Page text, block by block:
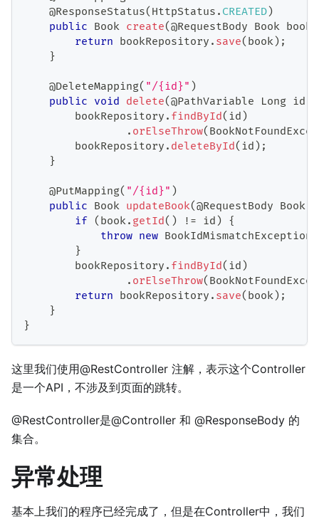
@ResponseStatus( HttpStatus . CREATED)
public Book create(@RequestBody Book book
return bookRepository . save( book) ;
}
@DeleteMapping( "/{id}" )
public void delete(@PathVariable Long id
        bookRepository
. findById( id )
. orElseThrow(
        bookRepository
. deleteById( id ) ;
}
@PutMapping( "/{id}" )
public Book updateBook(@RequestBody Book
if ( book. getId( ) != id ) {
throw new BookIdMismatchException
}
        bookRepository
. findById( id )
. orElseThrow(
return bookRepository . save( book) ;
}
}
这里我们使用@RestController 注解，表示这个Controller
是一个API，不涉及到页面的跳转。
@RestController是@Controller 和 @ResponseBody 的
集合。
异常处理
基本上我们的程序已经完成了，但是在Controller中，我们